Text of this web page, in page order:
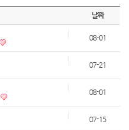
날짜
08-01
07-21
08-01
07-15